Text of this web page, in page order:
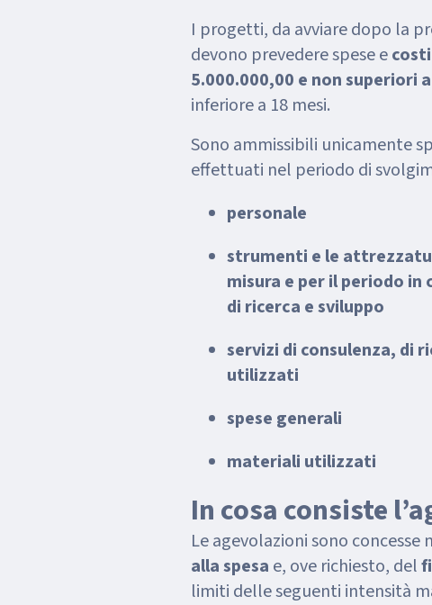
I progetti, da avviare dopo la
devono prevedere spese e
5.000.000,00 e non superiori
inferiore a 18 mesi.
Sono ammissibili unicamente
effettuati nel periodo di
personale
strumenti e le
misura e per il periodo
di ricerca e sviluppo
servizi di consulenza, di
utilizzati
spese generali
materiali utilizzati
In cosa consiste
Le agevolazioni sono concesse
alla spesa e, ove richiesto, del
limiti delle seguenti intensità